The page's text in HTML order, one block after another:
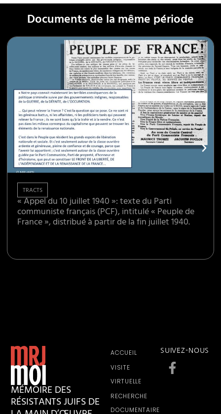
Documents de la même période
TRACTS
« Appel du 10 juillet 1940 »: texte du Parti
communiste français (PCF), intitulé « Peuple de
France », distribué à partir de la fin juillet 1940.
MÉMOIRE DES
RÉSISTANTS JUIFS DE
ACCUEIL
VISITE
VIRTUELLE
RECHERCHE
DOCUMENTAIRE
SUIVEZ-NOUS